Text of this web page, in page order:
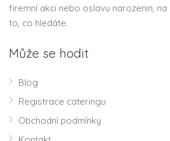
firemní akci nebo oslavu narozenin,
to, co hledáte.
Může se hodit
Blog
Registrace cateringu
Obchodní podmínky